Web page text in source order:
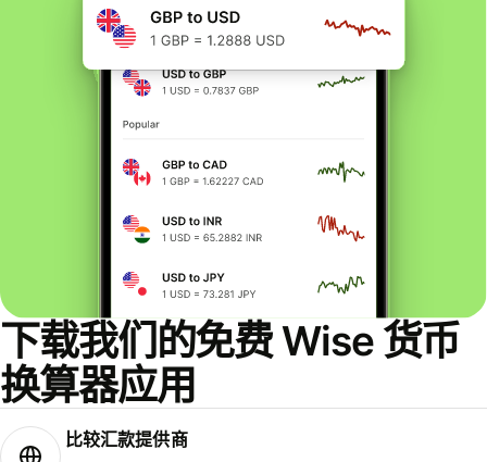
下载我们的免费 Wise 货币
换算器应用
比较汇款提供商